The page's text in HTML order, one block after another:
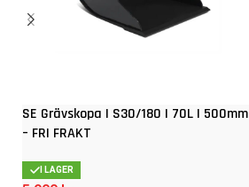
SE Grävskopa | S30/180 | 70L | 500mm
– FRI FRAKT
I LAGER